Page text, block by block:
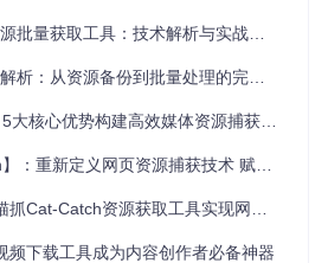
只需在项目目录下执行包含视频链接
量参数等，并默认选择最优配置开始
具运行界面展示，显示视频信息解析
量获取工具：技术解析与实战指南
从资源备份到批量处理的完整实践指南
核心优势构建高效媒体资源捕获解决方案
新定义网页资源捕获技术 赋能数字内容管理
Catch资源获取工具实现网页媒体轻松下载
频下载工具成为内容创作者必备神器